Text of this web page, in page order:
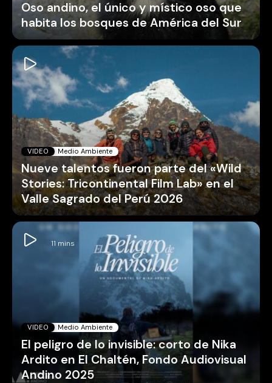
Oso andino, el único y místico oso que
habita los bosques de América del Sur
VIDEO Medio Ambiente
Nueve talentos fueron parte del «Wild
Stories: Tricontinental Film Lab» en el
Valle Sagrado del Perú 2026
VIDEO Medio Ambiente
El peligro de lo invisible: corto de Nika
Ardito en El Chaltén, Fondo Audiovisual
Andino 2025